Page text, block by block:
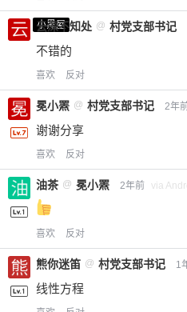
小黑屋
云深不知处 @ 村党支部书记
不错的
喜欢 反对
冕小罴 @ 村党支部书记 2年
谢谢分享
喜欢 反对
油茶 @ 冕小罴 2年前 via
喜欢 反对
熊你迷笛 @ 村党支部书记 1
线性方程